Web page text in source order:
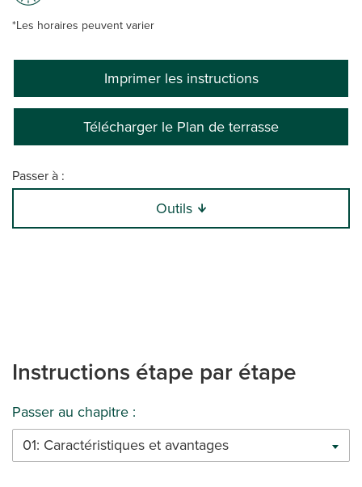
*Les horaires peuvent varier
Imprimer les instructions
Télécharger le Plan de terrasse
Passer à :
Outils
Instructions étape par étape
Passer au chapitre :
01: Caractéristiques et avantages